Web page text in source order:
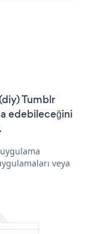
Tumblr
edebileceğini
veya